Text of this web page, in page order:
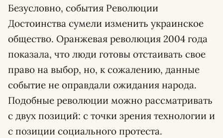
Безусловно, события Революции
Достоинства сумели изменить украинское
общество. Оранжевая революция 2004 года
показала, что люди готовы отстаивать свое
право на выбор, но, к сожалению, данные
событие не оправдали ожидания народа.
Подобные революции можно рассматривать
с двух позиций: с точки зрения технологии и
с позиции социального протеста.